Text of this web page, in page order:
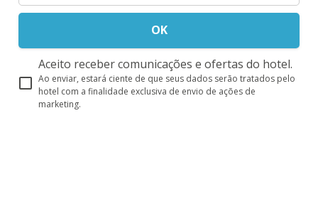
OK
Aceito receber comunicações e ofertas do hotel.
Ao enviar, estará ciente de que seus dados serão tratados pelo
hotel com a finalidade exclusiva de envio de ações de
marketing.